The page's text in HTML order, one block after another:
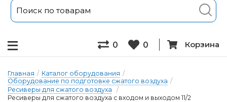
0 0 Корзина
Главная / Каталог оборудования /
Оборудование по подготовке сжатого воздуха /
Ресиверы для сжатого воздуха
/
Ресиверы для сжатого воздуха с входом и выходом 11/2